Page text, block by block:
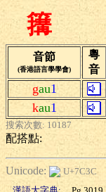
簼
音節
(香港語言學學會)
粵
音
gau1
kau1
搜索次數: 10187
配搭點:
Unicode:
U+7C3C